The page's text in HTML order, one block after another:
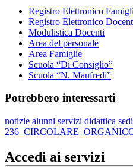
Registro Elettronico
Registro Elettronico
Modulistica Docenti
Area del personale
Area Famiglie
Scuola “Di Consiglio”
Scuola “N. Manfredi”
Potrebbero interessarti
notizie alunni servizi didattica sedi
Accedi ai servizi